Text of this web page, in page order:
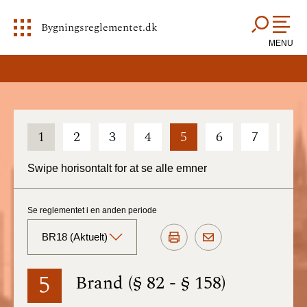
Bygningsreglementet.dk
MENU
1 2 3 4 5 6 7
Swipe horisontalt for at se alle emner
5 Brand (§ 82 - § 158)
Se reglementet i en anden periode
BR18 (Aktuelt)
BR18 (Aktuelt)